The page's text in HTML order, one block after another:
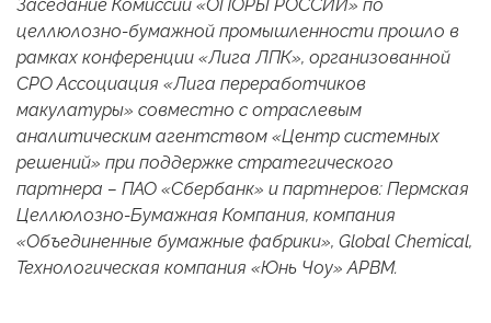
Заседание Комиссии «ОПОРЫ РОССИИ» по
целлюлозно-бумажной промышленности прошло в
рамках конференции «Лига ЛПК», организованной
СРО Ассоциация «Лига переработчиков
макулатуры» совместно с отраслевым
аналитическим агентством «Центр системных
решений» при поддержке стратегического
партнера – ПАО «Сбербанк» и партнеров: Пермская
Целлюлозно-Бумажная Компания, компания
«Объединенные бумажные фабрики», Global Chemical,
Технологическая компания «Юнь Чоу» АРBМ.